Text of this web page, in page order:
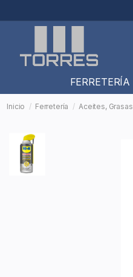
FERRETERÍA
Inicio Ferretería Aceites,